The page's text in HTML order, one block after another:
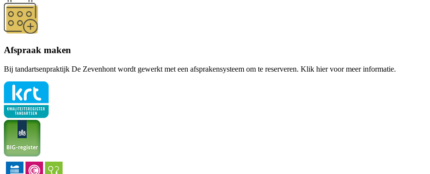
Afspraak maken
Bij tandartsenpraktijk De Zevenhont wordt gewerkt met een afsprakensysteem om te reserveren. Klik hier voor meer informatie.